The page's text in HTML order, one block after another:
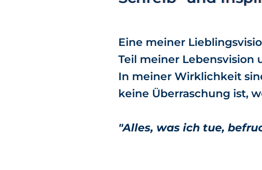
Eine meiner
Teil meiner Lebensvision
In meiner Wirklichkeit
keine Überraschung ist,
"Alles, was ich tue,